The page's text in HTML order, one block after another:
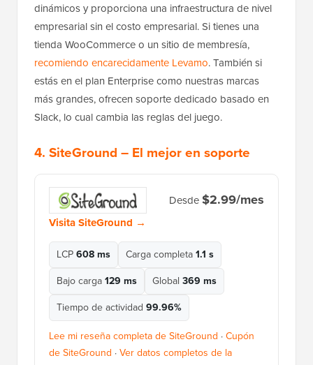
dinámicos y proporciona una infraestructura de nivel
empresarial sin el costo empresarial. Si tienes una
tienda WooCommerce o un sitio de membresía,
recomiendo encarecidamente Levamo. También si
estás en el plan Enterprise como nuestras marcas
más grandes, ofrecen soporte dedicado basado en
Slack, lo cual cambia las reglas del juego.
4. SiteGround – El mejor en soporte
Desde$2.99/mes
Visita SiteGround →
LCP608 ms Carga completa1.1 s
Bajo carga129 ms Global 369 ms
Tiempo de actividad 99.96%
Lee mi reseña completa de SiteGround ·Cupón
de SiteGround ·Ver datos completos de la